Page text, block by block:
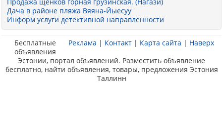
Дача в районе пляжа Вяяна-Йыесуу
Информ услуги детективной направленности
Реклама | Контакт | Карта сайта | Наверх
Бесплатные
объявления
Эстонии, портал объявлений. Разместить объявление
бесплатно, найти объявления, товары, предложения Эстония
Таллинн